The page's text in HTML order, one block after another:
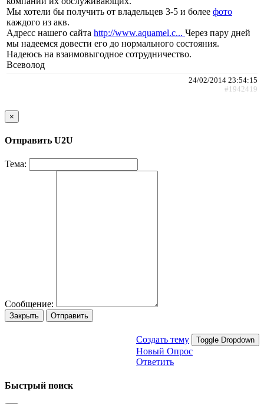
Мы хотели бы получить от владельцев 3-5 и более фото
каждого из акв.
Адресс нашего сайта http://www.aquamel.c... Через пару дней
мы надеемся довести его до нормального состояния.
Надеюсь на взаимовыгодное сотрудничество.
Всеволод
24/02/2014 23:54:15
#1942419
×
Отправить U2U
Тема:
Сообщение:
Закрыть Отправить
Создать тему Toggle Dropdown
Новый Опрос
Ответить
Быстрый поиск